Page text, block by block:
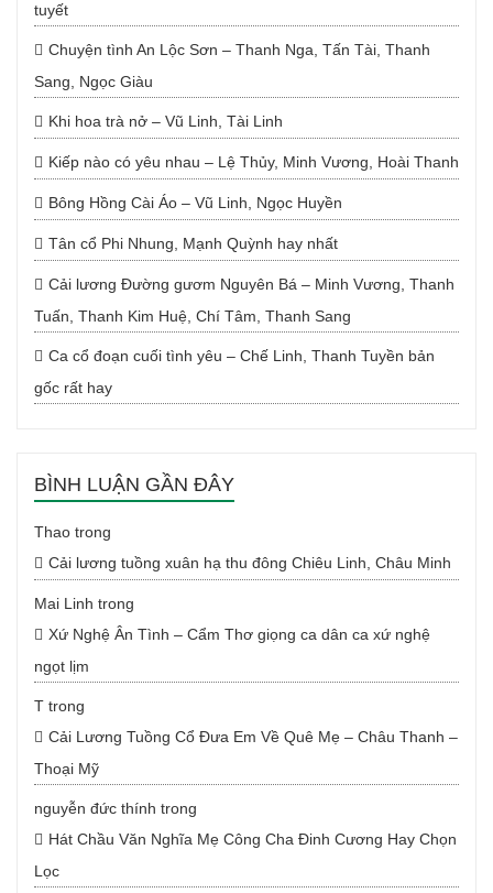
tuyết
Chuyện tình An Lộc Sơn – Thanh Nga, Tấn Tài, Thanh
Sang, Ngọc Giàu
Khi hoa trà nở – Vũ Linh, Tài Linh
Kiếp nào có yêu nhau – Lệ Thủy, Minh Vương, Hoài Thanh
Bông Hồng Cài Áo – Vũ Linh, Ngọc Huyền
Tân cổ Phi Nhung, Mạnh Quỳnh hay nhất
Cải lương Đường gươm Nguyên Bá – Minh Vương, Thanh
Tuấn, Thanh Kim Huệ, Chí Tâm, Thanh Sang
Ca cổ đoạn cuối tình yêu – Chế Linh, Thanh Tuyền bản
gốc rất hay
BÌNH LUẬN GẦN ĐÂY
Thao trong
Cải lương tuồng xuân hạ thu đông Chiêu Linh, Châu Minh
Mai Linh trong
Xứ Nghệ Ân Tình – Cẩm Thơ giọng ca dân ca xứ nghệ
ngọt lịm
T trong
Cải Lương Tuồng Cổ Đưa Em Về Quê Mẹ – Châu Thanh –
Thoại Mỹ
nguyễn đức thính trong
Hát Chầu Văn Nghĩa Mẹ Công Cha Đinh Cương Hay Chọn
Lọc